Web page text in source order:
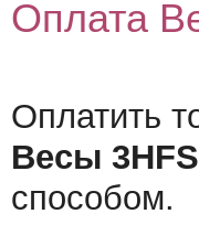
Оплата
Оплатить
Весы
способом.